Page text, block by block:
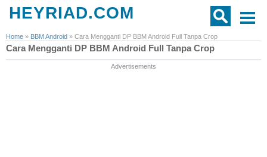
HEYRIAD.COM
Home » BBM Android » Cara Mengganti DP BBM Android Full Tanpa Crop
Cara Mengganti DP BBM Android Full Tanpa Crop
Advertisements